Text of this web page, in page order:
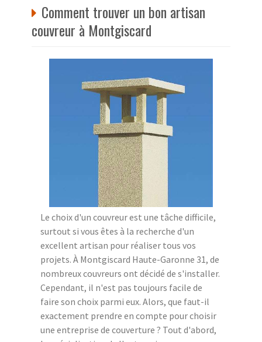
Comment trouver un bon artisan
couvreur à Montgiscard
Le choix d'un couvreur est une tâche difficile,
surtout si vous êtes à la recherche d'un
excellent artisan pour réaliser tous vos
projets. À Montgiscard Haute-Garonne 31, de
nombreux couvreurs ont décidé de s'installer.
Cependant, il n'est pas toujours facile de
faire son choix parmi eux. Alors, que faut-il
exactement prendre en compte pour choisir
une entreprise de couverture ? Tout d'abord,